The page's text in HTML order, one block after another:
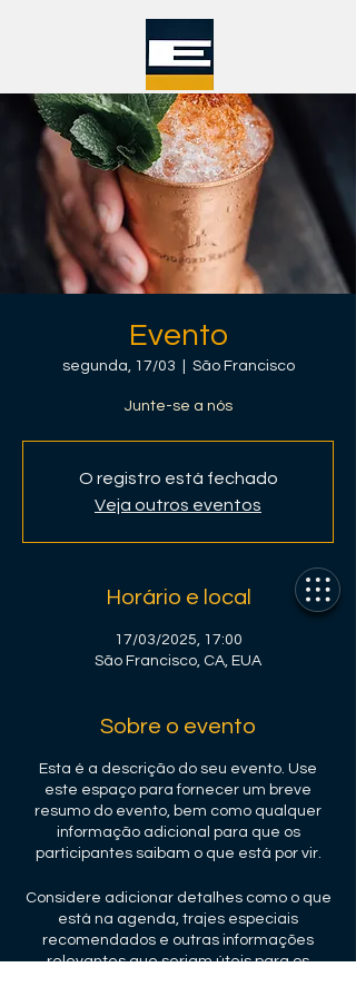
Evento
segunda, 17/03 São Francisco
Junte-se a nós
O registro está fechado
Veja outros eventos
Horário e local
17/03/2025, 17:00
São Francisco, CA, EUA
Sobre o evento
Esta é a descrição do seu evento. Use
este espaço para fornecer um breve
resumo do evento, bem como qualquer
informação adicional para que os
participantes saibam o que está por vir.
Considere adicionar detalhes como o que
está na agenda, trajes especiais
recomendados e outras informações
relevantes que seriam úteis para os